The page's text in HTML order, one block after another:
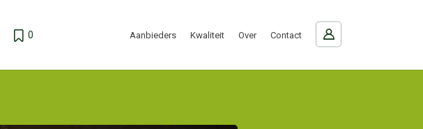
0 Aanbieders Kwaliteit Over Contact